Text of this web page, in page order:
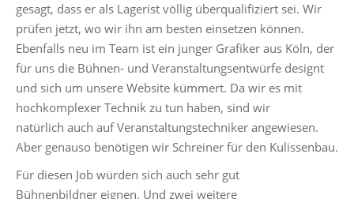
gesagt, dass er als Lagerist völlig überqualifiziert sei. Wir
prüfen jetzt, wo wir ihn am besten einsetzen können.
Ebenfalls neu im Team ist ein junger Grafiker aus Köln, der
für uns die Bühnen- und Veranstaltungsentwürfe designt
und sich um unsere Website kümmert. Da wir es mit
hochkomplexer Technik zu tun haben, sind wir
natürlich auch auf Veranstaltungstechniker angewiesen.
Aber genauso benötigen wir Schreiner für den Kulissenbau.
Für diesen Job würden sich auch sehr gut
Bühnenbildner eignen. Und zwei weitere